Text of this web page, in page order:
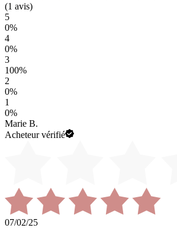
(1 avis)
5
0%
4
0%
3
100%
2
0%
1
0%
Marie B.
Acheteur vérifié
07/02/25